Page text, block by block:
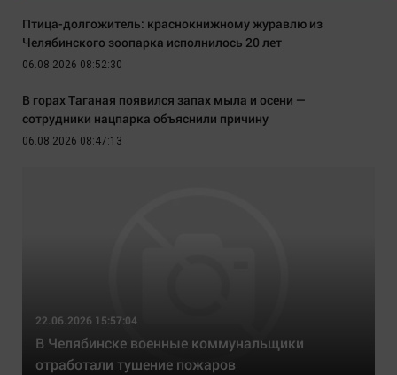
Птица-долгожитель: краснокнижному журавлю из
Челябинского зоопарка исполнилось 20 лет
06.08.2026 08:52:30
В горах Таганая появился запах мыла и осени —
сотрудники нацпарка объяснили причину
06.08.2026 08:47:13
22.06.2026 15:57:04
В Челябинске военные коммунальщики
отработали тушение пожаров